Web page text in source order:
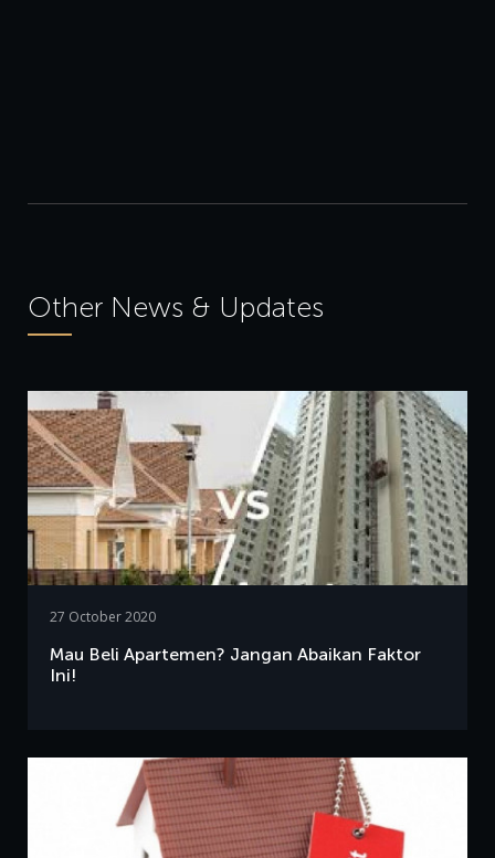
Other News & Updates
27 October 2020
Mau Beli Apartemen? Jangan Abaikan Faktor
Ini!